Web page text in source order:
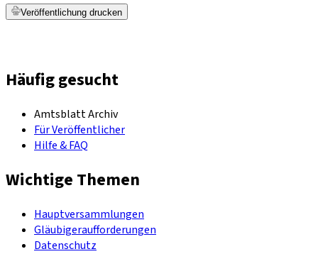
Veröffentlichung drucken
Häufig gesucht
Amtsblatt Archiv
Für Veröffentlicher
Hilfe & FAQ
Wichtige Themen
Hauptversammlungen
Gläubigeraufforderungen
Datenschutz